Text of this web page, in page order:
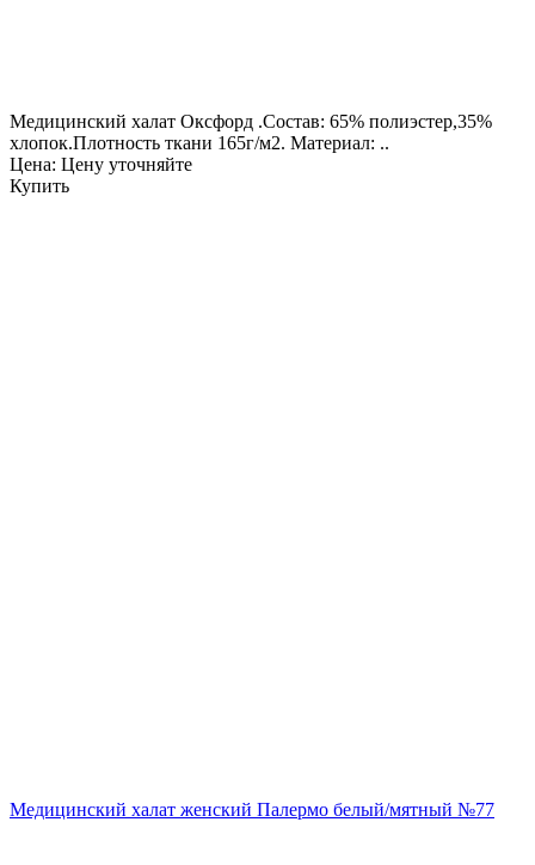
Медицинский халат Оксфорд .Состав: 65% полиэстер,35%
хлопок.Плотность ткани 165г/м2. Материал: ..
Цена: Цену уточняйте
Купить
Медицинский халат женский Палермо белый/мятный №77